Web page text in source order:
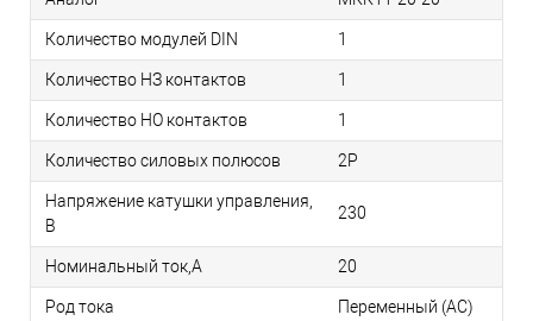
Количество модулей DIN 1
Количество НЗ контактов 1
Количество НО контактов 1
Количество силовых полюсов 2P
Напряжение катушки управления,
В
230
Номинальный ток,А 20
Род тока Переменный (AC)